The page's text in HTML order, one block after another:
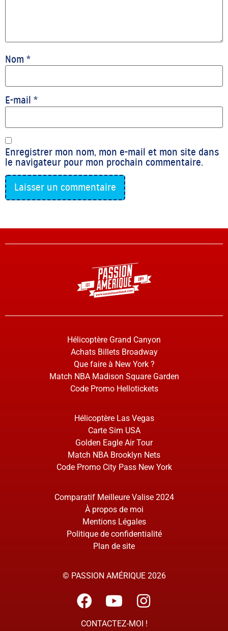
Nom *
E-mail *
Enregistrer mon nom, mon e-mail et mon site dans
le navigateur pour mon prochain commentaire.
Hélicoptère Grand Canyon
Achats Billets Broadway
Que faire à New York ?
Match NBA Madison Square Garden
Code Promo Hellotickets
Hélicoptère Las Vegas
Carte Sim USA
Golden Eagle Air Tour
Match NBA Brooklyn Nets
Code Promo City Pass New York
Comparatif Meilleure Valise 2024
À propos de moi
Mentions Légales
Politique de confidentialité
Plan de site
© PASSION AMÉRIQUE 2026
CONTACTEZ-MOI !